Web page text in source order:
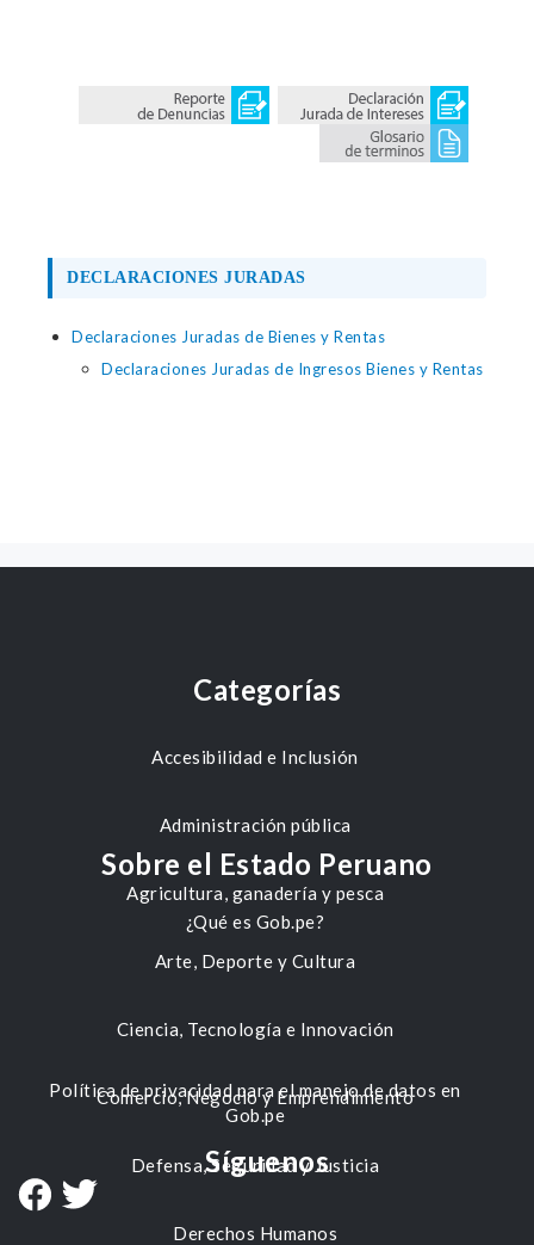
DECLARACIONES JURADAS
Declaraciones Juradas de Bienes y Rentas
Declaraciones Juradas de Ingresos Bienes y Rentas
Categorías
Accesibilidad e Inclusión
Administración pública
Agricultura, ganadería y pesca
Arte, Deporte y Cultura
Ciencia, Tecnología e Innovación
Comercio, Negocio y Emprendimiento
Defensa, Seguridad y Justicia
Derechos Humanos
Sobre el Estado Peruano
¿Qué es Gob.pe?
Política de privacidad para el manejo de datos en
Gob.pe
Síguenos